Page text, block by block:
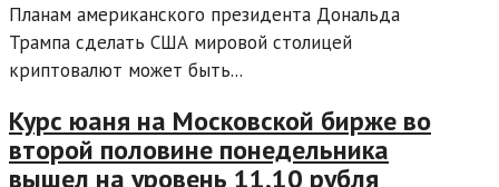
Планам американского президента Дональда
Трампа сделать США мировой столицей
криптовалют может быть...
Курс юаня на Московской бирже во
второй половине понедельника
вышел на уровень 11,10 рубля